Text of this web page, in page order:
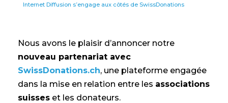
Internet Diffusion s’engage aux côtés de SwissDonations
Nous avons le plaisir d’annoncer notre
nouveau partenariat avec
SwissDonations.ch, une plateforme engagée
dans la mise en relation entre les associations
suisseset les donateurs.